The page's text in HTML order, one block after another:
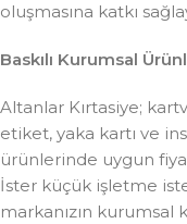
oluşmasına katkı
Baskılı Kurumsal
Altanlar Kırtasiye;
etiket, yaka kartı ve
ürünlerinde uygun
İster küçük işletme
markanızın